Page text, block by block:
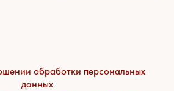
обработки персональных
данных